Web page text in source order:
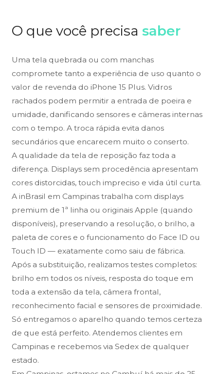
O que você precisa saber
Uma tela quebrada ou com manchas
compromete tanto a experiência de uso quanto o
valor de revenda do iPhone 15 Plus. Vidros
rachados podem permitir a entrada de poeira e
umidade, danificando sensores e câmeras internas
com o tempo. A troca rápida evita danos
secundários que encarecem muito o conserto.
A qualidade da tela de reposição faz toda a
diferença. Displays sem procedência apresentam
cores distorcidas, touch impreciso e vida útil curta.
A inBrasil em Campinas trabalha com displays
premium de 1ª linha ou originais Apple (quando
disponíveis), preservando a resolução, o brilho, a
paleta de cores e o funcionamento do Face ID ou
Touch ID — exatamente como saiu de fábrica.
Após a substituição, realizamos testes completos:
brilho em todos os níveis, resposta do toque em
toda a extensão da tela, câmera frontal,
reconhecimento facial e sensores de proximidade.
Só entregamos o aparelho quando temos certeza
de que está perfeito. Atendemos clientes em
Campinas e recebemos via Sedex de qualquer
estado.